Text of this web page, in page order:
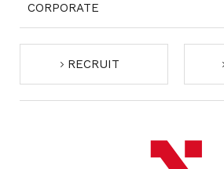
CORPORATE
RECRUIT